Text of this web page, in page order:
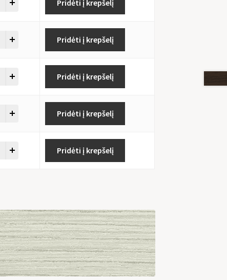
Pridėti į krepšelį
Pridėti į krepšelį
Pridėti į krepšelį
Pridėti į krepšelį
Pridėti į krepšelį